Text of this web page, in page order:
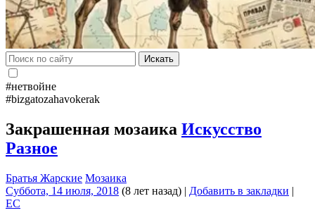
Искать
#нетвойне
#bizgatozahavokerak
Закрашенная мозаика Искусство
Разное
Братья Жарские Мозаика
Суббота, 14 июля, 2018 (8 лет назад) | Добавить в закладки |
EC